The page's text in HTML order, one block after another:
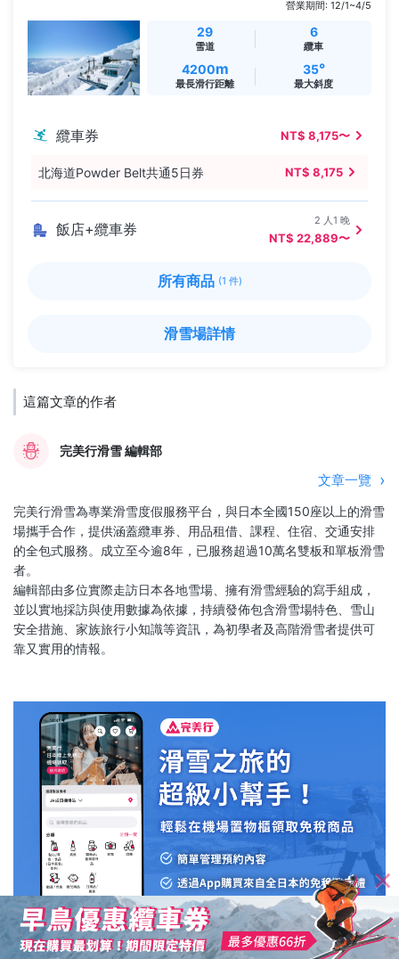
營業期間: 12/1~4/5
29
雪道
6
纜車
4200m
最長滑行距離
35°
最大斜度
纜車券 NT$ 8,175〜
北海道Powder Belt共通5日券 NT$ 8,175
飯店+纜車券
2 人1 晚
NT$ 22,889〜
所有商品 (1 件)
滑雪場詳情
這篇文章的作者
完美行滑雪 編輯部
文章一覽
完美行滑雪為專業滑雪度假服務平台，與日本全國150座以上的滑雪
場攜手合作，提供涵蓋纜車券、用品租借、課程、住宿、交通安排
的全包式服務。成立至今逾8年，已服務超過10萬名雙板和單板滑雪
者。
編輯部由多位實際走訪日本各地雪場、擁有滑雪經驗的寫手組成，
並以實地採訪與使用數據為依據，持續發佈包含滑雪場特色、雪山
安全措施、家族旅行小知識等資訊，為初學者及高階滑雪者提供可
查看滑雪場優惠